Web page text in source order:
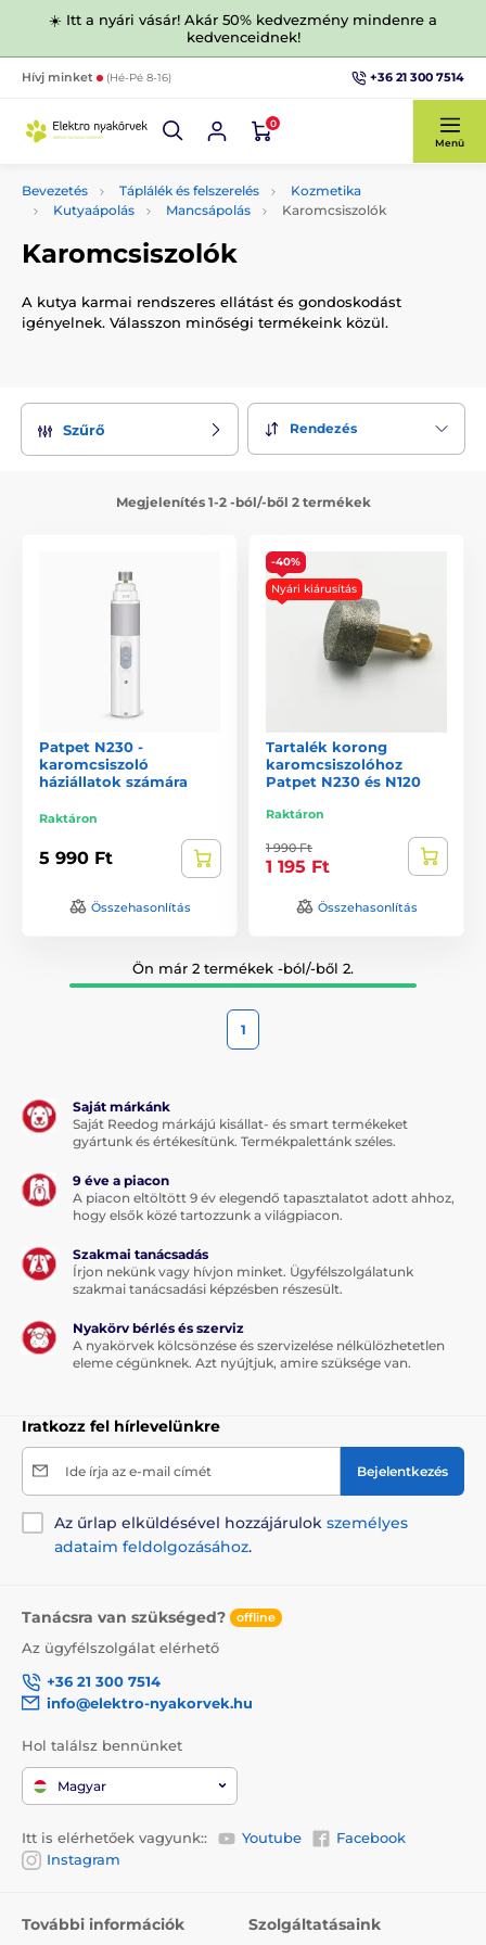
☀️ Itt a nyári vásár! Akár 50% kedvezmény mindenre a
kedvenceidnek!
Hívj minket (Hé-Pé 8-16) +36 21 300 7514
0
Menü
Bevezetés Táplálék és felszerelés
Kozmetika
Kutyaápolás
Mancsápolás Karomcsiszolók
Karomcsiszolók
A kutya karmai rendszeres ellátást és gondoskodást
igényelnek. Válasszon minőségi termékeink közül.
Szűrő Rendezés
Megjelenítés 1-2 -ból/-ből 2 termékek
Patpet N230 -
karomcsiszoló
háziállatok számára
Raktáron
5 990 Ft
Összehasonlítás
-40%
Nyári kiárusítás
Tartalék korong
karomcsiszolóhoz
Patpet N230 és N120
Raktáron
1 990 Ft
1 195 Ft
Összehasonlítás
Ön már 2 termékek -ból/-ből 2.
1
Saját márkánk
Saját Reedog márkájú kisállat- és smart termékeket
gyártunk és értékesítünk. Termékpalettánk széles.
9 éve a piacon
A piacon eltöltött 9 év elegendő tapasztalatot adott ahhoz,
hogy elsők közé tartozzunk a világpiacon.
Szakmai tanácsadás
Írjon nekünk vagy hívjon minket. Ügyfélszolgálatunk
szakmai tanácsadási képzésben részesült.
Nyakörv bérlés és szerviz
A nyakörvek kölcsönzése és szervizelése nélkülözhetetlen
eleme cégünknek. Azt nyújtjuk, amire szüksége van.
Iratkozz fel hírlevelünkre
Ide írja az e-mail címét Bejelentkezés
Az űrlap elküldésével hozzájárulok személyes
adataim feldolgozásához.
Tanácsra van szükséged? offline
Az ügyfélszolgálat elérhető
+36 21 300 7514
info@elektro-nyakorvek.hu
Hol találsz bennünket
Magyar
Itt is elérhetőek vagyunk:: Youtube
Facebook
Instagram
További információk Szolgáltatásaink